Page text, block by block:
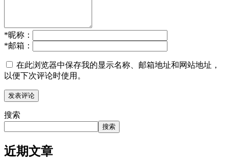
*昵称：
*邮箱：
在此浏览器中保存我的显示名称、邮箱地址和网站地址，
以便下次评论时使用。
搜索
搜索
近期文章